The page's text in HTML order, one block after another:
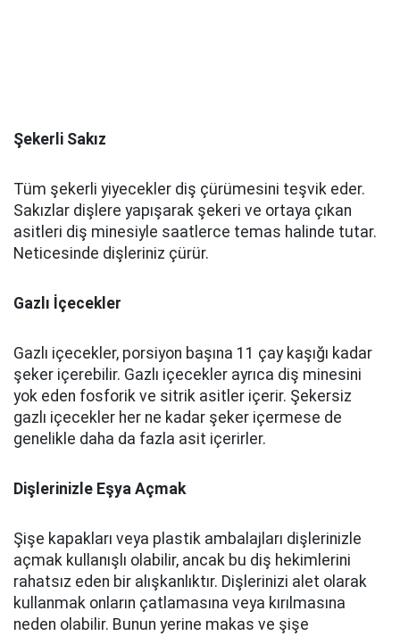
Şekerli Sakız
Tüm şekerli yiyecekler diş çürümesini teşvik eder.
Sakızlar dişlere yapışarak şekeri ve ortaya çıkan
asitleri diş minesiyle saatlerce temas halinde tutar.
Neticesinde dişleriniz çürür.
Gazlı İçecekler
Gazlı içecekler, porsiyon başına 11 çay kaşığı kadar
şeker içerebilir. Gazlı içecekler ayrıca diş minesini
yok eden fosforik ve sitrik asitler içerir. Şekersiz
gazlı içecekler her ne kadar şeker içermese de
genelikle daha da fazla asit içerirler.
Dişlerinizle Eşya Açmak
Şişe kapakları veya plastik ambalajları dişlerinizle
açmak kullanışlı olabilir, ancak bu diş hekimlerini
rahatsız eden bir alışkanlıktır. Dişlerinizi alet olarak
kullanmak onların çatlamasına veya kırılmasına
neden olabilir. Bunun yerine makas ve şişe